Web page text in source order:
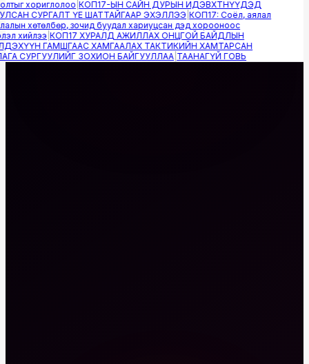
хориглолоо|КОП17-ЫН САЙН ДУРЫН ИДЭВХТНҮҮДЭД
СУРГАЛТ ҮЕ ШАТТАЙГААР ЭХЭЛЛЭЭ|КОП17: Соёл, аялал
хөтөлбөр, зочид буудал хариуцсан дэд хорооноос
хийлээ|КОП17 ХУРАЛД АЖИЛЛАХ ОНЦГОЙ БАЙДЛЫН
ГАМШГААС ХАМГААЛАХ ТАКТИКИЙН ХАМТАРСАН
СУРГУУЛИЙГ ЗОХИОН БАЙГУУЛЛАА|ТААНАГҮЙ ГОВЬ